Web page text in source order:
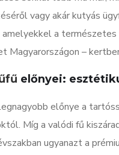
vagy akár kutyás
amelyekkel a
Magyarországon –
előnyei:
előnye a
Míg a valódi fű
ugyanazt a